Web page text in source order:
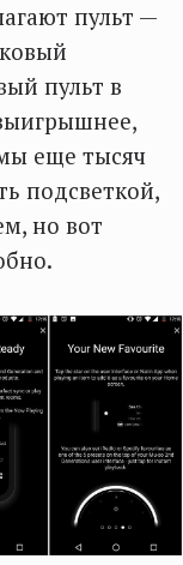
пульт —
пульт в
еще тысяч
подсветкой,
но вот